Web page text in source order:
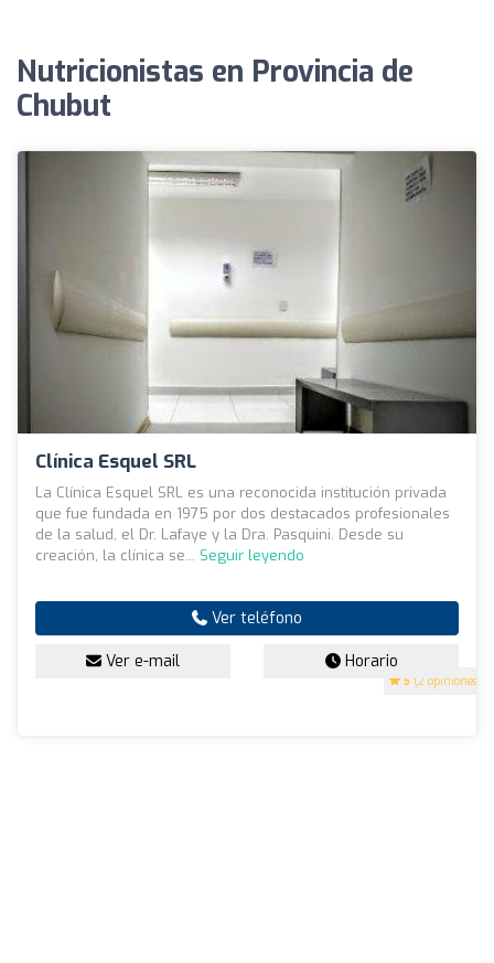
Nutricionistas en Provincia de
Chubut
Clínica Esquel SRL
5 (2 opiniones)
La Clínica Esquel SRL es una reconocida institución privada
que fue fundada en 1975 por dos destacados profesionales
de la salud, el Dr. Lafaye y la Dra. Pasquini. Desde su
creación, la clínica se... Seguir leyendo
Ver teléfono
Ver e-mail Horario